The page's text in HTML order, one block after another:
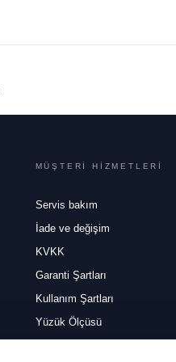
MÜŞTERİ HİZMETLERİ
Servis bakım
İade ve değişim
KVKK
Garanti Şartları
Kullanım Şartları
Yüzük Ölçüsü